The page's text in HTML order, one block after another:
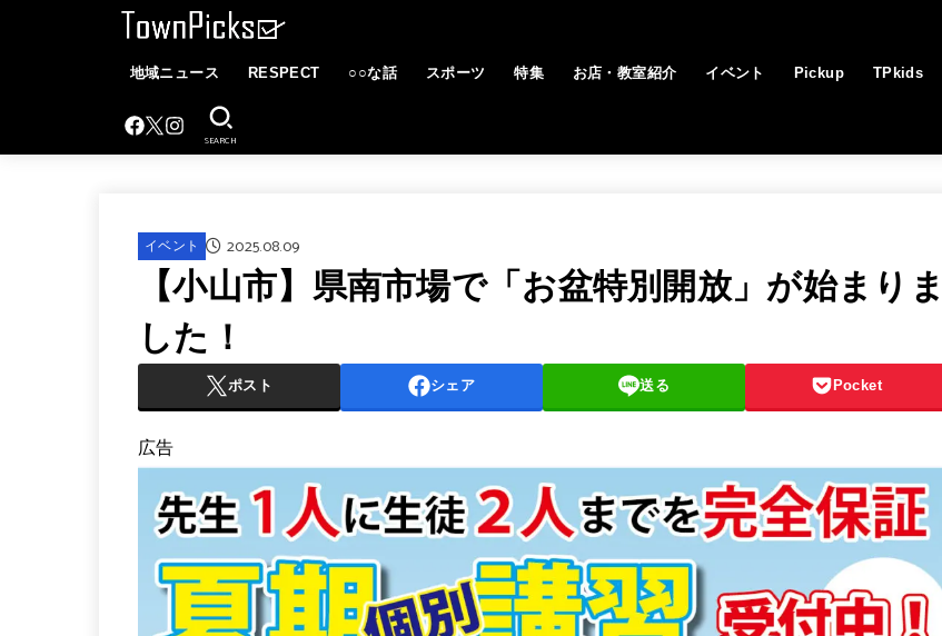
地域ニュース RESPECT ○○な話 スポーツ 特集 お店・教室紹介 イベント Pickup TPkids
SEARCH
イベント 2025.08.09
【小山市】県南市場で「お盆特別開放」が始まりま
した！
ポスト シェア 送る Pocket
広告